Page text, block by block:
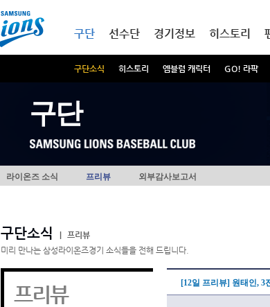
구단
구단소식 히스토리 엠블럼 캐릭터 GO! 라팍
선수단 경기정보 히스토리
구단
라이온즈 소식 프리뷰 외부감사보고서
구단소식
프리뷰
미리 만나는 삼성라이온즈경기 소식들을 전해 드립니다.
프리뷰 [12일 프리뷰] 원태인, 3